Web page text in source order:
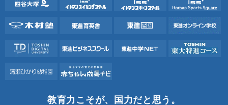
教育力こそが、国力だと思う。